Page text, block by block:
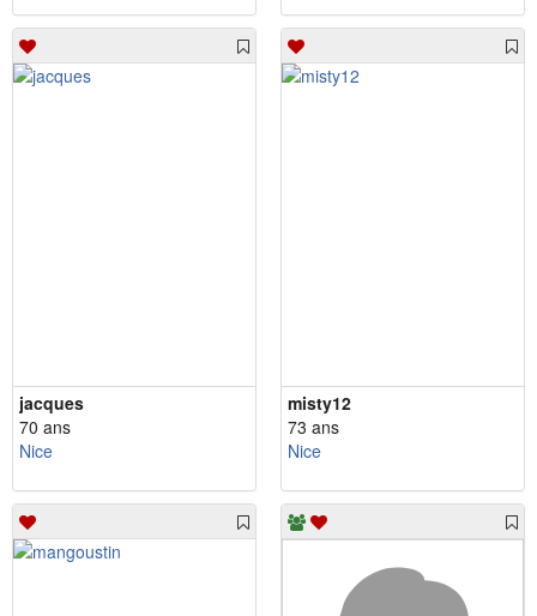
jacques
70 ans
Nice
misty12
73 ans
Nice